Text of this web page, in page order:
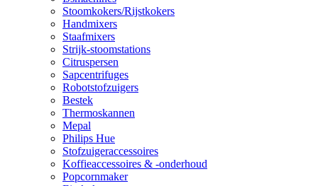
Stoomkokers/Rijstkokers
Handmixers
Staafmixers
Strijk-stoomstations
Citruspersen
Sapcentrifuges
Robotstofzuigers
Bestek
Thermoskannen
Mepal
Philips Hue
Stofzuigeraccessoires
Koffieaccessoires & -onderhoud
Popcornmaker